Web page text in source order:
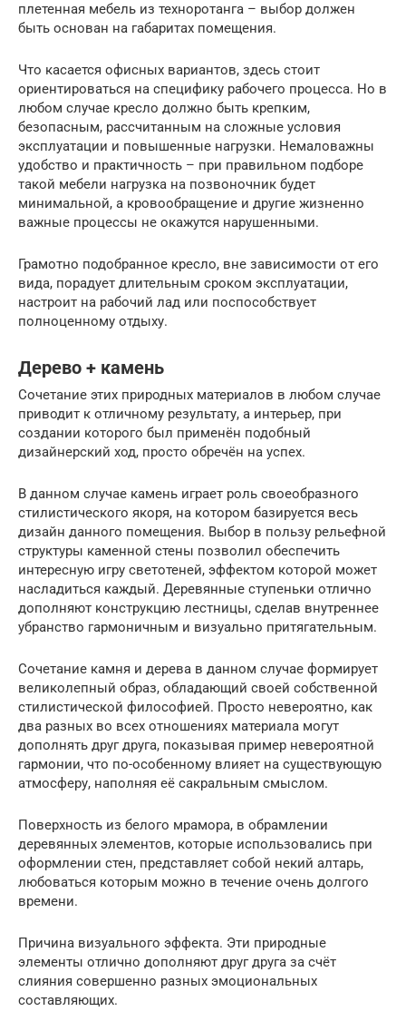
плетенная мебель из техноротанга – выбор должен
быть основан на габаритах помещения.
Что касается офисных вариантов, здесь стоит
ориентироваться на специфику рабочего процесса. Но в
любом случае кресло должно быть крепким,
безопасным, рассчитанным на сложные условия
эксплуатации и повышенные нагрузки. Немаловажны
удобство и практичность – при правильном подборе
такой мебели нагрузка на позвоночник будет
минимальной, а кровообращение и другие жизненно
важные процессы не окажутся нарушенными.
Грамотно подобранное кресло, вне зависимости от его
вида, порадует длительным сроком эксплуатации,
настроит на рабочий лад или поспособствует
полноценному отдыху.
Дерево + камень
Сочетание этих природных материалов в любом случае
приводит к отличному результату, а интерьер, при
создании которого был применён подобный
дизайнерский ход, просто обречён на успех.
В данном случае камень играет роль своеобразного
стилистического якоря, на котором базируется весь
дизайн данного помещения. Выбор в пользу рельефной
структуры каменной стены позволил обеспечить
интересную игру светотеней, эффектом которой может
насладиться каждый. Деревянные ступеньки отлично
дополняют конструкцию лестницы, сделав внутреннее
убранство гармоничным и визуально притягательным.
Сочетание камня и дерева в данном случае формирует
великолепный образ, обладающий своей собственной
стилистической философией. Просто невероятно, как
два разных во всех отношениях материала могут
дополнять друг друга, показывая пример невероятной
гармонии, что по-особенному влияет на существующую
атмосферу, наполняя её сакральным смыслом.
Поверхность из белого мрамора, в обрамлении
деревянных элементов, которые использовались при
оформлении стен, представляет собой некий алтарь,
любоваться которым можно в течение очень долгого
времени.
Причина визуального эффекта. Эти природные
элементы отлично дополняют друг друга за счёт
слияния совершенно разных эмоциональных
составляющих.